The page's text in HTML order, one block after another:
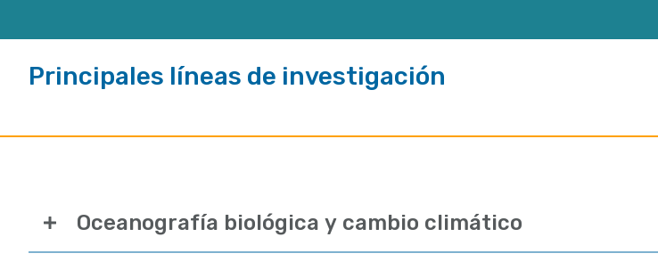
Principales líneas de investigación
Oceanografía biológica y cambio climático